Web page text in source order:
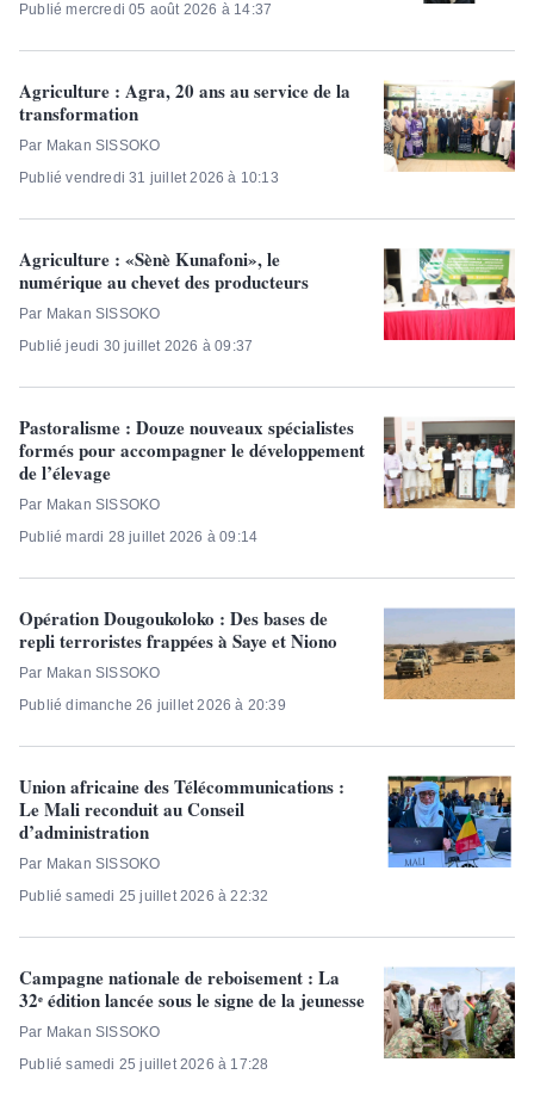
Publié mercredi 05 août 2026 à 14:37
Agriculture : Agra, 20 ans au service de la
transformation
Par Makan SISSOKO
Publié vendredi 31 juillet 2026 à 10:13
Agriculture : «Sènè Kunafoni», le
numérique au chevet des producteurs
Par Makan SISSOKO
Publié jeudi 30 juillet 2026 à 09:37
Pastoralisme : Douze nouveaux spécialistes
formés pour accompagner le développement
de l’élevage
Par Makan SISSOKO
Publié mardi 28 juillet 2026 à 09:14
Opération Dougoukoloko : Des bases de
repli terroristes frappées à Saye et Niono
Par Makan SISSOKO
Publié dimanche 26 juillet 2026 à 20:39
Union africaine des Télécommunications :
Le Mali reconduit au Conseil
d’administration
Par Makan SISSOKO
Publié samedi 25 juillet 2026 à 22:32
Campagne nationale de reboisement : La
32ᵉ édition lancée sous le signe de la jeunesse
Par Makan SISSOKO
Publié samedi 25 juillet 2026 à 17:28